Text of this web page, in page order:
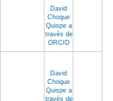
David
Choque
Quispe a
través de
ORCID
David
Choque
Quispe a
través de